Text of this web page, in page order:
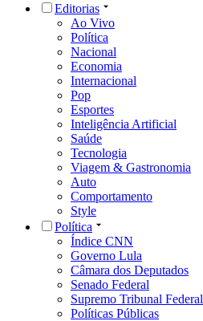
Editorias
Ao Vivo
Política
Nacional
Economia
Internacional
Pop
Esportes
Inteligência Artificial
Saúde
Tecnologia
Viagem & Gastronomia
Auto
Comportamento
Style
Política
Índice CNN
Governo Lula
Câmara dos Deputados
Senado Federal
Supremo Tribunal Federal
Políticas Públicas